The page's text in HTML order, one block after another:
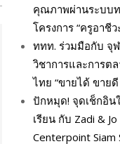
คุณภาพผ่านระบบท
โครงการ “ครูอาชี
ททท. ร่วมมือกับ จุ
วิชาการและการต
ไทย “ขายได้ ขาย
ปักหมุด! จุดเช็กอิน
เรียน กับ Zadi &
Centerpoint Siam